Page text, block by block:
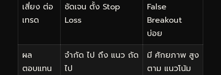
เสี่ยง ต่อ
เทรด
ชัดเจน ตั้ง Stop
Loss
False
Breakout
บ่อย
ผล
ตอบแทน
จำกัด ไป ถึง แนว ถัด
ไป
มี ศักยภาพ สูง
ตาม แนวโน้ม